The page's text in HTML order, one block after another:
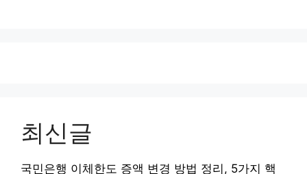
최신글
국민은행 이체한도 증액 변경 방법 정리, 5가지 핵